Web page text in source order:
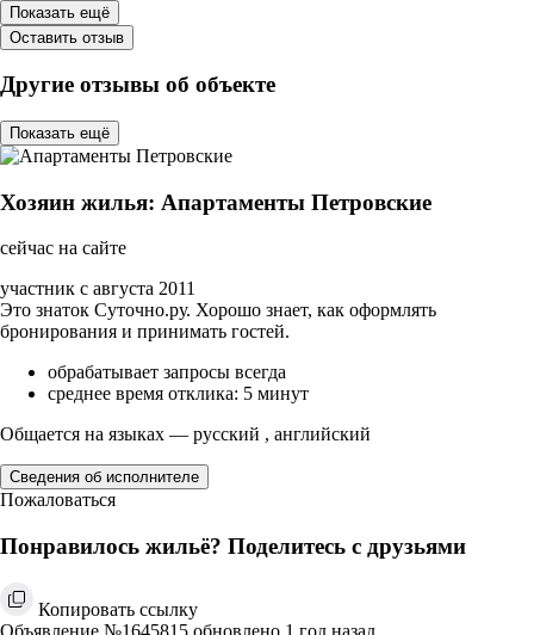
Показать ещё
Оставить отзыв
Другие отзывы об объекте
Показать ещё
Хозяин жилья: Апартаменты Петровские
сейчас на сайте
участник с августа 2011
Это знаток Суточно.ру. Хорошо знает, как оформлять
бронирования и принимать гостей.
обрабатывает запросы всегда
среднее время отклика: 5 минут
Общается на языках — русский , английский
Сведения об исполнителе
Пожаловаться
Понравилось жильё? Поделитесь с друзьями
Копировать ссылку
Объявление №1645815 обновлено 1 год назад